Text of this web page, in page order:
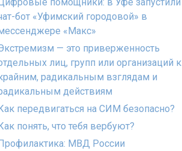
бот «Уфимский городовой» в
«Макс»
— это приверженность
лиц, групп или организаций к
радикальным взглядам и
действиям
передвигаться на СИМ безопасно?
понять, что тебя вербуют?
МВД России